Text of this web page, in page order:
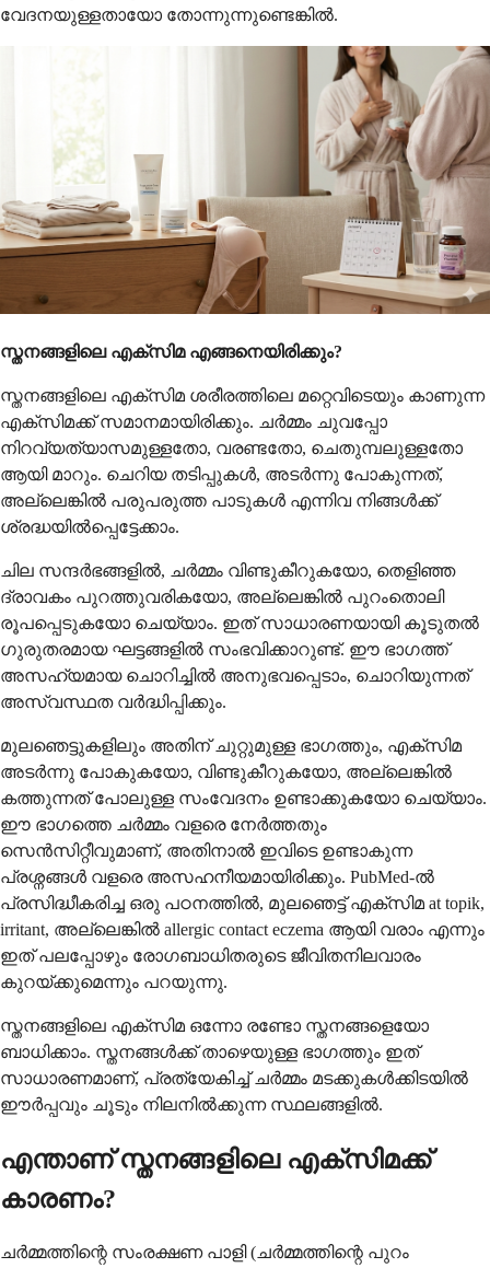
വേദനയുള്ളതായോ തോന്നുന്നുണ്ടെങ്കിൽ.
സ്തനങ്ങളിലെ എക്സിമ എങ്ങനെയിരിക്കും?
സ്തനങ്ങളിലെ എക്സിമ ശരീരത്തിലെ മറ്റെവിടെയും കാണുന്ന
എക്സിമക്ക് സമാനമായിരിക്കും. ചർമ്മം ചുവപ്പോ
നിറവ്യത്യാസമുള്ളതോ, വരണ്ടതോ, ചെതുമ്പലുള്ളതോ
ആയി മാറും. ചെറിയ തടിപ്പുകൾ, അടർന്നു പോകുന്നത്,
അല്ലെങ്കിൽ പരുപരുത്ത പാടുകൾ എന്നിവ നിങ്ങൾക്ക്
ശ്രദ്ധയിൽപ്പെട്ടേക്കാം.
ചില സന്ദർഭങ്ങളിൽ, ചർമ്മം വിണ്ടുകീറുകയോ, തെളിഞ്ഞ
ദ്രാവകം പുറത്തുവരികയോ, അല്ലെങ്കിൽ പുറംതൊലി
രൂപപ്പെടുകയോ ചെയ്യാം. ഇത് സാധാരണയായി കൂടുതൽ
ഗുരുതരമായ ഘട്ടങ്ങളിൽ സംഭവിക്കാറുണ്ട്. ഈ ഭാഗത്ത്
അസഹ്യമായ ചൊറിച്ചിൽ അനുഭവപ്പെടാം, ചൊറിയുന്നത്
അസ്വസ്ഥത വർദ്ധിപ്പിക്കും.
മുലഞെട്ടുകളിലും അതിന് ചുറ്റുമുള്ള ഭാഗത്തും, എക്സിമ
അടർന്നു പോകുകയോ, വിണ്ടുകീറുകയോ, അല്ലെങ്കിൽ
കത്തുന്നത് പോലുള്ള സംവേദനം ഉണ്ടാക്കുകയോ ചെയ്യാം.
ഈ ഭാഗത്തെ ചർമ്മം വളരെ നേർത്തതും
സെൻസിറ്റീവുമാണ്, അതിനാൽ ഇവിടെ ഉണ്ടാകുന്ന
പ്രശ്നങ്ങൾ വളരെ അസഹനീയമായിരിക്കും. PubMed-ൽ
പ്രസിദ്ധീകരിച്ച ഒരു പഠനത്തിൽ, മുലഞെട്ട് എക്സിമ at topik,
irritant, അല്ലെങ്കിൽ allergic contact eczema ആയി വരാം എന്നും
ഇത് പലപ്പോഴും രോഗബാധിതരുടെ ജീവിതനിലവാരം
കുറയ്ക്കുമെന്നും പറയുന്നു.
സ്തനങ്ങളിലെ എക്സിമ ഒന്നോ രണ്ടോ സ്തനങ്ങളെയോ
ബാധിക്കാം. സ്തനങ്ങൾക്ക് താഴെയുള്ള ഭാഗത്തും ഇത്
സാധാരണമാണ്, പ്രത്യേകിച്ച് ചർമ്മം മടക്കുകൾക്കിടയിൽ
ഈർപ്പവും ചൂടും നിലനിൽക്കുന്ന സ്ഥലങ്ങളിൽ.
എന്താണ് സ്തനങ്ങളിലെ എക്സിമക്ക്
കാരണം?
ചർമ്മത്തിന്റെ സംരക്ഷണ പാളി (ചർമ്മത്തിന്റെ പുറം